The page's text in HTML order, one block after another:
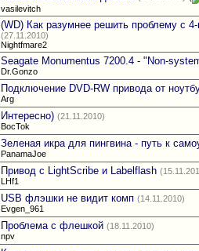
vasilevitch
(WD) Как разумнее решить проблему с
(27.11.2010)
Nightfmare2
Seagate Monumentus 7200.4 - "Non-
Dr.Gonzo
Подключение DVD-RW привода от
Arg
Интересно) (21.11.2010)
BocTok
Зеленая икра для пингвина - путь к
PanamaJoe
Привод с LightScribe и Labelflash
LHf1
USB флэшки не видит комп (14.11.2010)
Evgen_961
Проблема с флешкой (18.11.2010)
npv